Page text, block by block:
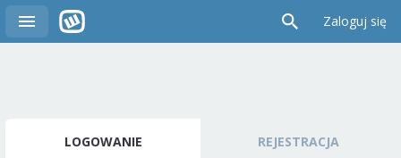
Zaloguj się
LOGOWANIE REJESTRACJA